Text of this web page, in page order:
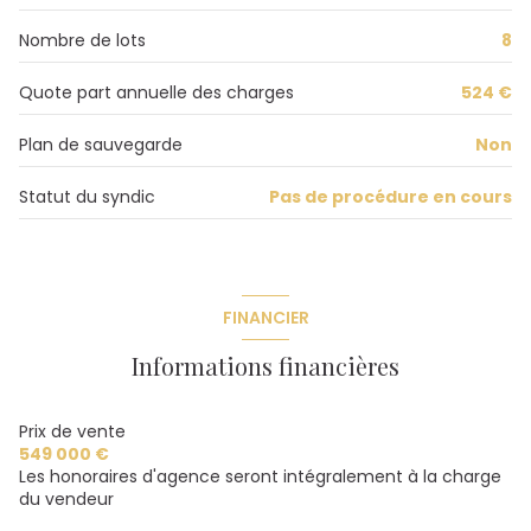
interphone
Victor Hugo, 21000
Nombre de lots 8
Quote part annuelle des charges 524 €
Plan de sauvegarde Non
Statut du syndic Pas de procédure en cours
FINANCIER
Informations financières
Prix de vente
549 000 €
Les honoraires d'agence seront intégralement à la charge
du vendeur